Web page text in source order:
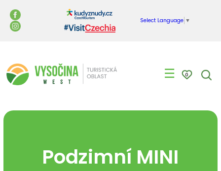
Select Language ▼
☰ 0
Podzimní MINI